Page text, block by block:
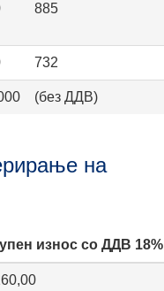
885
732
(без ДДВ)
на
износ со ДДВ 18%